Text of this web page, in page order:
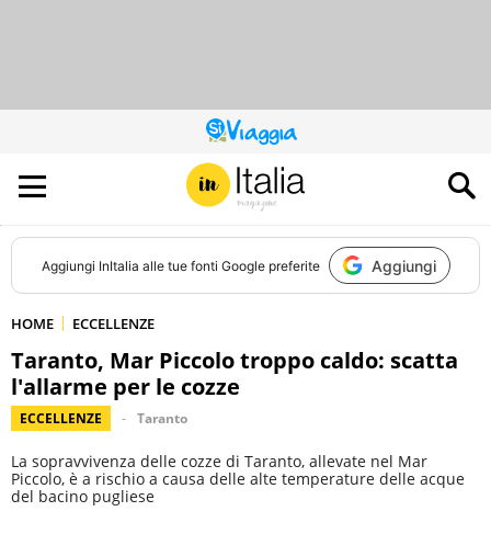
QUESTO
SITO
CONTRIBUISCE
ALL’AUDIENCE
DI
Aggiungi InItalia alle tue fonti Google preferite Aggiungi
HOME ECCELLENZE
Taranto, Mar Piccolo troppo caldo: scatta
l'allarme per le cozze
ECCELLENZE Taranto
La sopravvivenza delle cozze di Taranto, allevate nel Mar
Piccolo, è a rischio a causa delle alte temperature delle acque
del bacino pugliese